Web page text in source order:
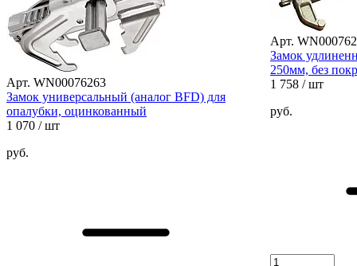
Арт. WN00076263
Замок универсальный (аналог BFD) для
опалубки, оцинкованный
1 070 / шт
руб.
Арт.
Замок
250мм, без
1 758 / шт
руб.